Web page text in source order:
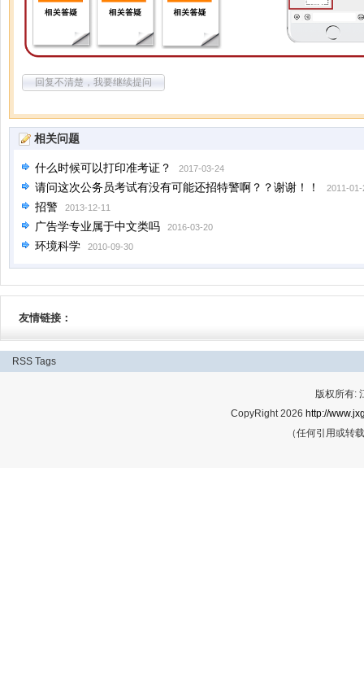
回复不清楚，我要继续提问
相关问题
什么时候可以打印准考证？ 2017-03-24
请问这次公务员考试有没有可能还招特警啊？？谢谢！！ 2011-01-
招警 2013-12-11
广告学专业属于中文类吗 2016-03-20
环境科学 2010-09-30
友情链接：
RSS Tags
版权所有:
CopyRight 2026 http://
（任何引用或转